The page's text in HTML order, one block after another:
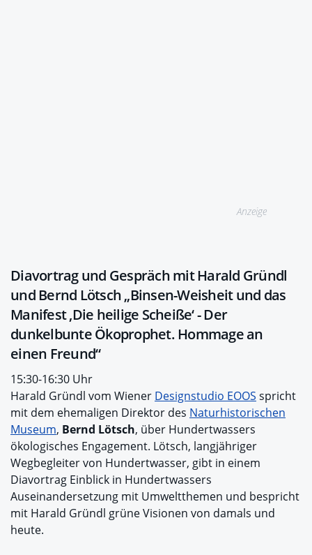
Anzeige
Diavortrag und Gespräch mit Harald Gründl
und Bernd Lötsch „Binsen-Weisheit und das
Manifest ‚Die heilige Scheiße‘ - Der
dunkelbunte Ökoprophet. Hommage an
einen Freund“
15:30-16:30 Uhr
Harald Gründl vom Wiener Designstudio EOOS spricht
mit dem ehemaligen Direktor des Naturhistorischen
Museum, Bernd Lötsch, über Hundertwassers
ökologisches Engagement. Lötsch, langjähriger
Wegbegleiter von Hundertwasser, gibt in einem
Diavortrag Einblick in Hundertwassers
Auseinandersetzung mit Umweltthemen und bespricht
mit Harald Gründl grüne Visionen von damals und
heute.